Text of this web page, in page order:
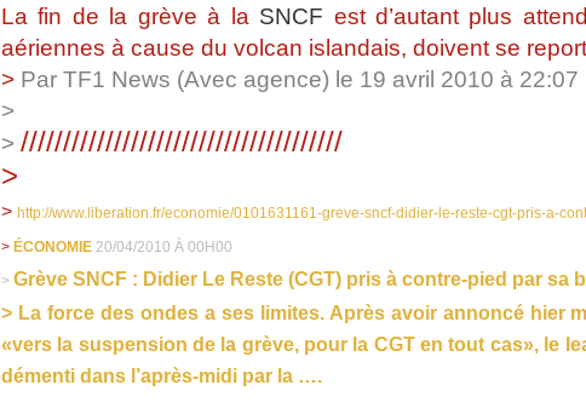
La fin de la grève à la SNCF est d’autant plus
aériennes à cause du volcan islandais, doivent se
> Par TF1 News (Avec agence) le 19 avril 2010 à 22:07
>
> //////////////////////////////////////
>
> http://www.liberation.fr/economie/0101631161-greve-sncf-didier-le-reste-cgt-pris-a-
> ÉCONOMIE 20/04/2010 À 00H00
> Grève SNCF : Didier Le Reste (CGT) pris à contre-pied par sa
> La force des ondes a ses limites. Après avoir annoncé hier
«vers la suspension de la grève, pour la CGT en tout cas», le
démenti dans l’après-midi par la ….